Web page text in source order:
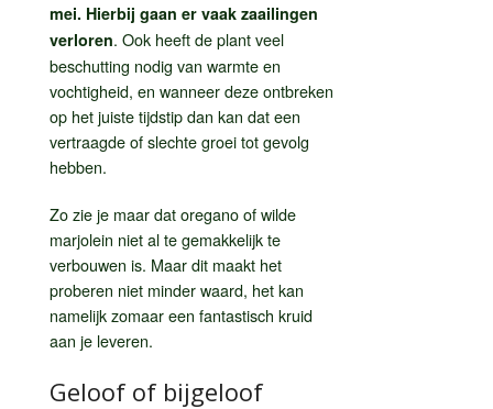
mei. Hierbij gaan er vaak zaailingen
verloren. Ook heeft de plant veel
beschutting nodig van warmte en
vochtigheid, en wanneer deze ontbreken
op het juiste tijdstip dan kan dat een
vertraagde of slechte groei tot gevolg
hebben.
Zo zie je maar dat oregano of wilde
marjolein niet al te gemakkelijk te
verbouwen is. Maar dit maakt het
proberen niet minder waard, het kan
namelijk zomaar een fantastisch kruid
aan je leveren.
Geloof of bijgeloof